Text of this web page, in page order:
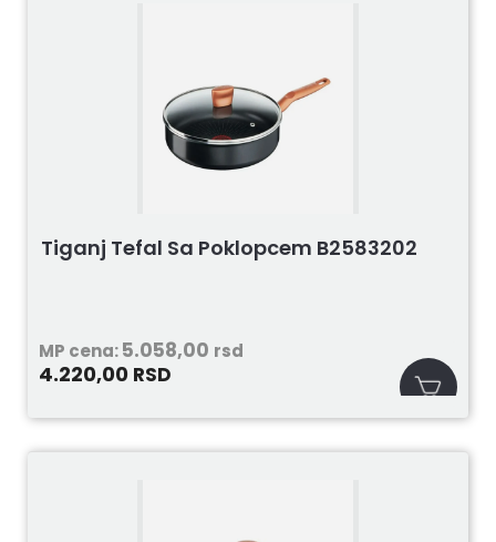
Tiganj Tefal Sa Poklopcem B2583202
MP cena:5.058,00 rsd
4.220,00 RSD